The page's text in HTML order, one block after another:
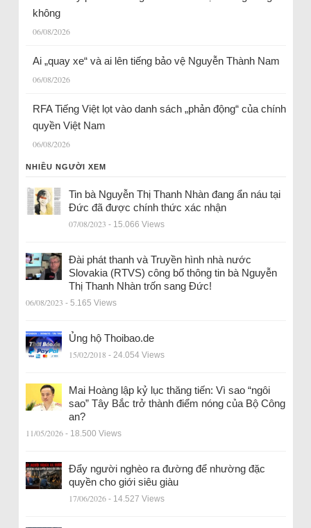
không
06/08/2026
Ai „quay xe“ và ai lên tiếng bảo vệ Nguyễn Thành Nam
06/08/2026
RFA Tiếng Việt lọt vào danh sách „phản động“ của chính
quyền Việt Nam
06/08/2026
NHIỀU NGƯỜI XEM
Tin bà Nguyễn Thị Thanh Nhàn đang ẩn náu tại
Đức đã được chính thức xác nhận
07/08/2023 - 15.066 Views
Đài phát thanh và Truyền hình nhà nước
Slovakia (RTVS) công bố thông tin bà Nguyễn
Thị Thanh Nhàn trốn sang Đức!
06/08/2023 - 5.165 Views
Ủng hộ Thoibao.de
15/02/2018 - 24.054 Views
Mai Hoàng lập kỷ lục thăng tiến: Vì sao “ngôi
sao” Tây Bắc trở thành điểm nóng của Bộ Công
an?
11/05/2026 - 18.500 Views
Đẩy người nghèo ra đường để nhường đặc
quyền cho giới siêu giàu
17/06/2026 - 14.527 Views